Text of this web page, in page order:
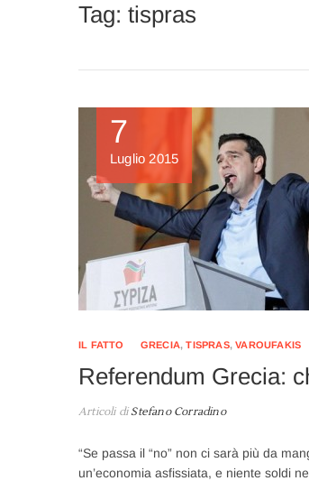
Tag: tispras
7
Luglio 2015
IL FATTO GRECIA,TISPRAS,VAROUFAKIS
Referendum Grecia:
Articoli diStefano Corradino
“Se passa il “no” non ci sarà più da
un’economia asfissiata, e niente soldi